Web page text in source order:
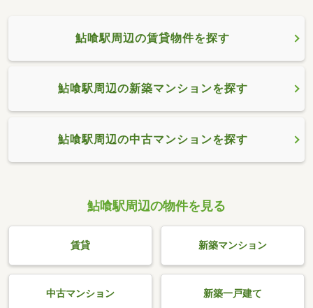
鮎喰駅周辺の賃貸物件を探す
鮎喰駅周辺の新築マンションを探す
鮎喰駅周辺の中古マンションを探す
鮎喰駅周辺の物件を見る
賃貸 新築マンション
中古マンション 新築一戸建て